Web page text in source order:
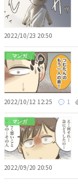
2022/10/23 20:50
マンガ
2022/10/12 12:25 1
マンガ
2022/09/20 20:50